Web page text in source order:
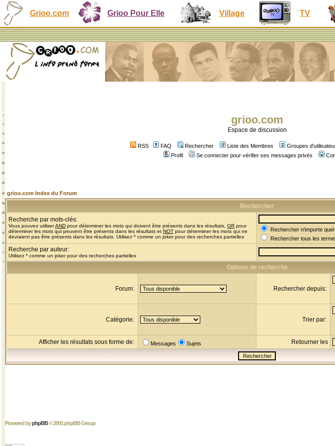
Grioo.com Grioo Pour Elle Village TV
grioo.com
Espace de discussion
RSS FAQ Rechercher Liste des Membres Groupes
Profil
Se connecter pour vérifier ses messages privés
grioo.com Index du Forum
Rechercher
Recherche par mots-clés:
Vous pouvez utiliserAND pour déterminer les mots qui doivent être présents dans les résultats, OR pour
déterminer les mots qui peuvent être présents dans les résultats et NOT pour déterminer les mots qui ne
devraient pas être présents dans les résultats. Utilisez * comme un joker pour des recherches partielles
Rechercher n'importe
Rechercher tous les
Recherche par auteur:
Utilisez * comme un joker pour des recherches partielles
Options de recherche
Forum: Rechercher depuis:
Catégorie: Trier par:
Afficher les résultats sous forme de: Messages Sujets Retourner les
Powered byphpBB© 2001 phpBB Group